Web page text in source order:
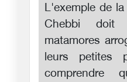
L'exemple de
Chebbi
matamores
leurs petites
comprendre